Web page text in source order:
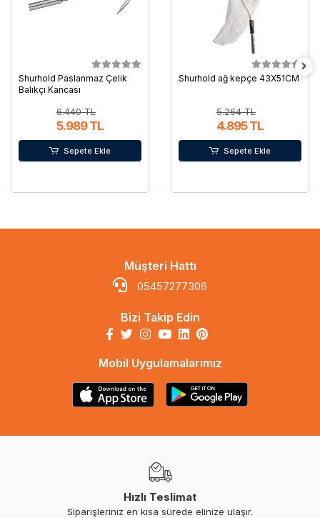
Shurhold Paslanmaz Çelik
Balıkçı Kancası
6.440 TL
5.989 TL
Sepete Ekle
Shurhold ağ kepçe 43X51CM
5.264 TL
4.895 TL
Sepete Ekle
Müşteri Hattı
05457277306
Bizi Takip Edin
Mobil Uygulamalarımız
Hızlı Teslimat
Siparişleriniz en kısa sürede elinize ulaşır.